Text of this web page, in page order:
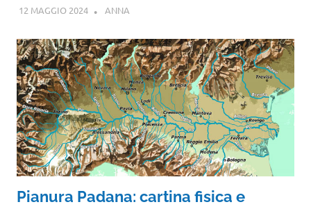
12 MAGGIO 2024 ANNA
Pianura Padana: cartina fisica e